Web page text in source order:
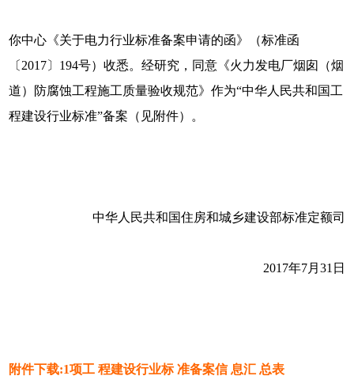
你中心《关于电力行业标准备案申请的函》（标准函
〔2017〕194号）收悉。经研究，同意《火力发电厂烟囱（烟
道）防腐蚀工程施工质量验收规范》作为“中华人民共和国工
程建设行业标准”备案（见附件）。
中华人民共和国住房和城乡建设部标准定额司
2017年7月31日
附件下载:1项工 程建设行业标 准备案信 息汇 总表